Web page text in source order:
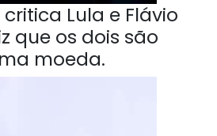
Lula e Flávio
que os dois são
moeda.